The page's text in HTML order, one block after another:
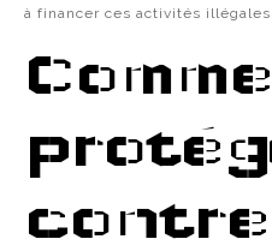
à financer ces activités illégales.